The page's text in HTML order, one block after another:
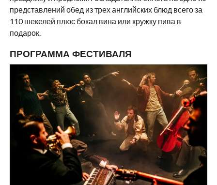
представлений обед из трех английских блюд всего за
110 шекелей плюс бокал вина или кружку пива в
подарок.
ПРОГРАММА ФЕСТИВАЛЯ